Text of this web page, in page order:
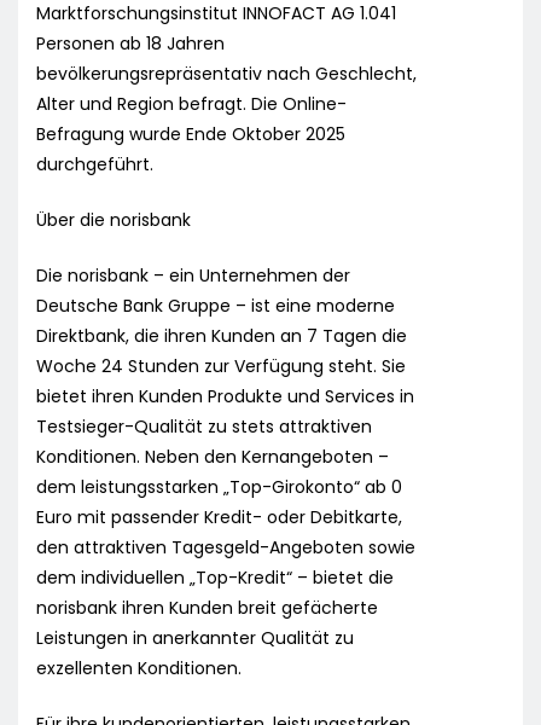
Marktforschungsinstitut INNOFACT AG 1.041
Personen ab 18 Jahren
bevölkerungsrepräsentativ nach Geschlecht,
Alter und Region befragt. Die Online-
Befragung wurde Ende Oktober 2025
durchgeführt.
Über die norisbank
Die norisbank – ein Unternehmen der
Deutsche Bank Gruppe – ist eine moderne
Direktbank, die ihren Kunden an 7 Tagen die
Woche 24 Stunden zur Verfügung steht. Sie
bietet ihren Kunden Produkte und Services in
Testsieger-Qualität zu stets attraktiven
Konditionen. Neben den Kernangeboten –
dem leistungsstarken „Top-Girokonto“ ab 0
Euro mit passender Kredit- oder Debitkarte,
den attraktiven Tagesgeld-Angeboten sowie
dem individuellen „Top-Kredit“ – bietet die
norisbank ihren Kunden breit gefächerte
Leistungen in anerkannter Qualität zu
exzellenten Konditionen.